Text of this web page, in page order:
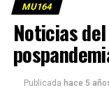
MU164
Noticias
Publicada hace 5